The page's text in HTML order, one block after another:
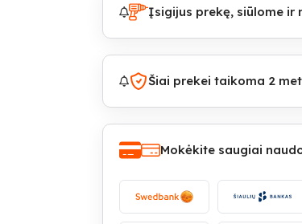
Įsigijus prekę, siūlome ir
Šiai prekei taikoma 2
Mokėkite saugiai